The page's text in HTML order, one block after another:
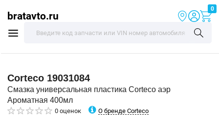
bratavto.ru
0
Corteco 19031084
Смазка универсальная пластика Corteco аэр
Ароматная 400мл
0 оценок О бренде Corteco